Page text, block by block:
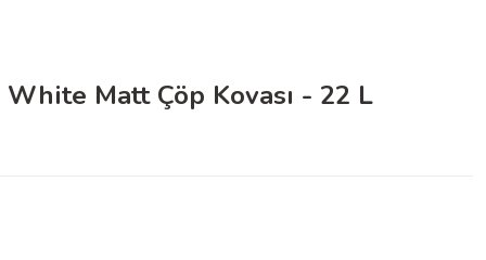
White Matt Çöp Kovası - 22 L